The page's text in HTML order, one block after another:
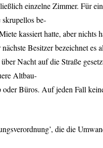
einzelne Zimmer. Für
be-
kassiert hatte, aber nichts
Besitzer bezeichnet es
Nacht auf die Straße
Altbau-
Büros. Auf jeden Fall
die die